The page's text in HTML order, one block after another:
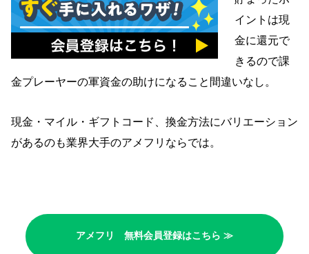
イントは現
金に還元で
きるので課
金プレーヤーの軍資金の助けになること間違いなし。
現金・マイル・ギフトコード、換金方法にバリエーション
があるのも業界大手のアメフリならでは。
アメフリ 無料会員登録はこちら ≫